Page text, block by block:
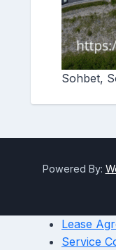
Sohbet,
Powered By:
Lease
Service